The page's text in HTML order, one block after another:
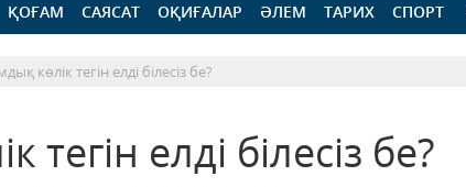
ҚОҒАМ САЯСАТ ОҚИҒАЛАР ӘЛЕМ ТАРИХ СПОРТ
көлік тегін елді білесіз бе?
тегін елді білесіз бе?